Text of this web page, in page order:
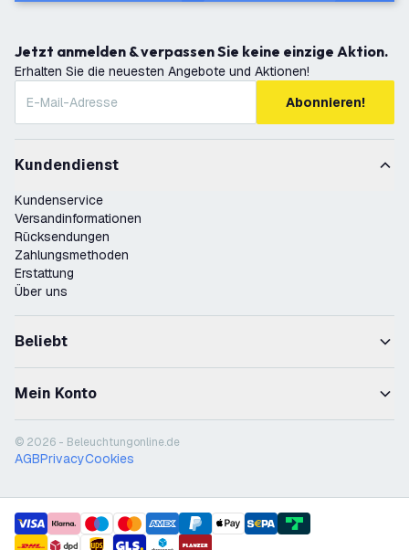
Jetzt anmelden & verpassen Sie keine einzige Aktion.
Erhalten Sie die neuesten Angebote und Aktionen!
Abonnieren!
Kundendienst
Kundenservice
Versandinformationen
Rücksendungen
Zahlungsmethoden
Erstattung
Über uns
Beliebt
Mein Konto
© 2026 - Beleuchtungonline.de
AGBPrivacyCookies
payment methods